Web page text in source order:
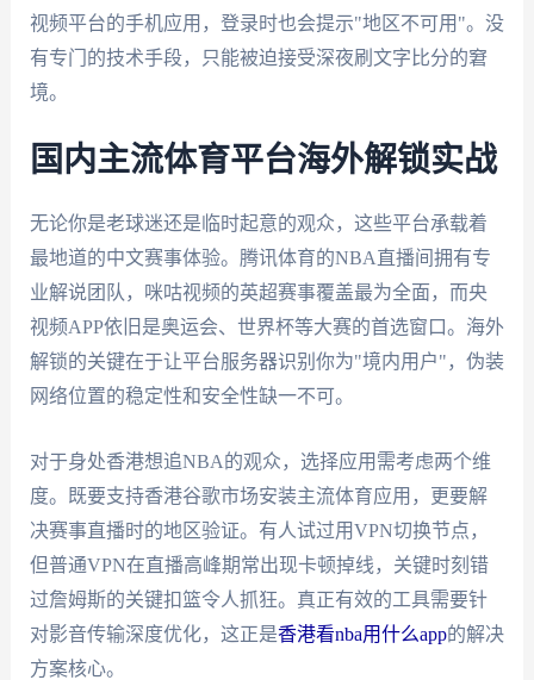
视频平台的手机应用，登录时也会提示"地区不可用"。没
有专门的技术手段，只能被迫接受深夜刷文字比分的窘
境。
国内主流体育平台海外解锁实战
无论你是老球迷还是临时起意的观众，这些平台承载着
最地道的中文赛事体验。腾讯体育的NBA直播间拥有专
业解说团队，咪咕视频的英超赛事覆盖最为全面，而央
视频APP依旧是奥运会、世界杯等大赛的首选窗口。海外
解锁的关键在于让平台服务器识别你为"境内用户"，伪装
网络位置的稳定性和安全性缺一不可。
对于身处香港想追NBA的观众，选择应用需考虑两个维
度。既要支持香港谷歌市场安装主流体育应用，更要解
决赛事直播时的地区验证。有人试过用VPN切换节点，
但普通VPN在直播高峰期常出现卡顿掉线，关键时刻错
过詹姆斯的关键扣篮令人抓狂。真正有效的工具需要针
对影音传输深度优化，这正是香港看nba用什么app的解决
方案核心。